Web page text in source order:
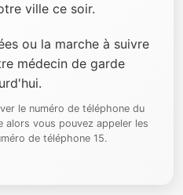
ville ce soir.
ou la marche à suivre
médecin de garde
le numéro de téléphone du
alors vous pouvez appeler les
de téléphone 15.